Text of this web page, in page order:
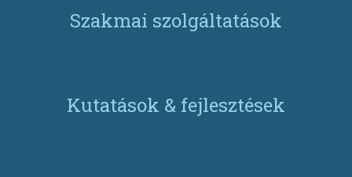
Szakmai szolgáltatások
Kutatások & fejlesztések